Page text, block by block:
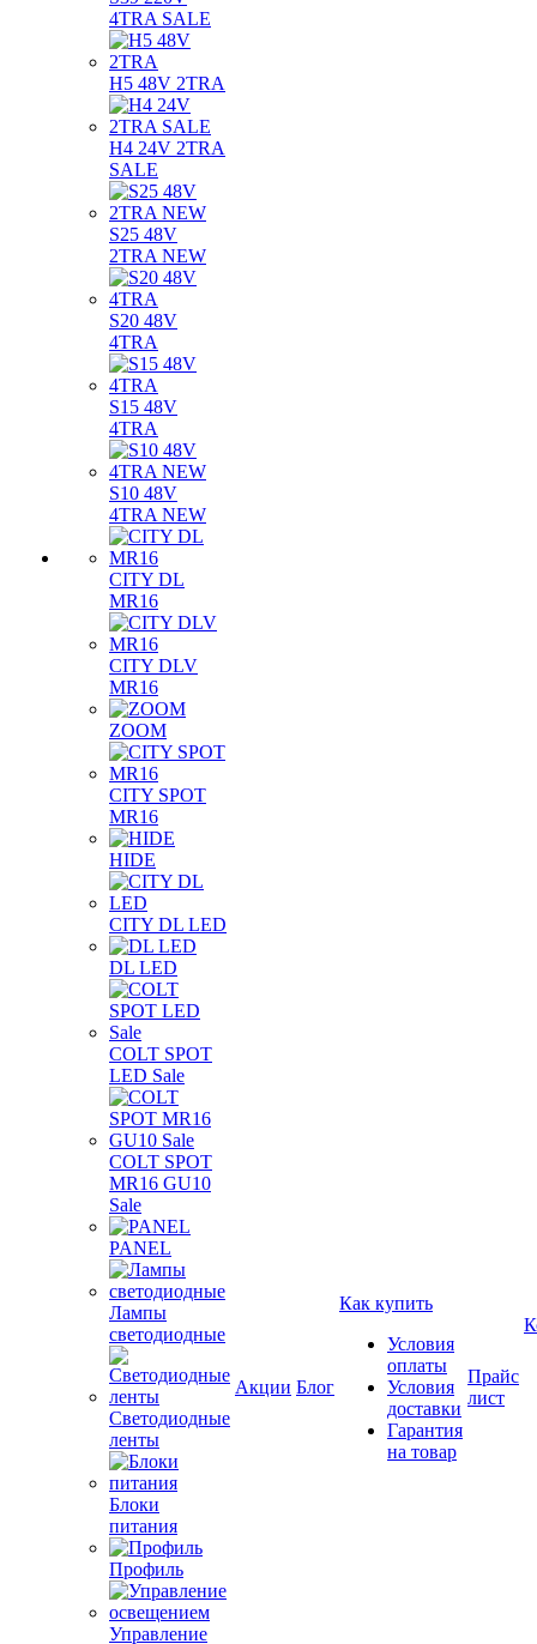
4TRA SALE
H5 48V 2TRA
H4 24V 2TRA
SALE
S25 48V
2TRA NEW
S20 48V
4TRA
S15 48V
4TRA
S10 48V
4TRA NEW
CITY DL
MR16
CITY DLV
MR16
ZOOM
CITY SPOT
MR16
HIDE
CITY DL LED
DL LED
COLT SPOT
LED Sale
COLT SPOT
MR16 GU10
Sale
PANEL
Лампы
светодиодные
Светодиодные
ленты
Блоки
питания
Профиль
Управление
Акции Блог
Как купить
Условия
оплаты
Условия
доставки
Гарантия
на товар
Прайс
лист